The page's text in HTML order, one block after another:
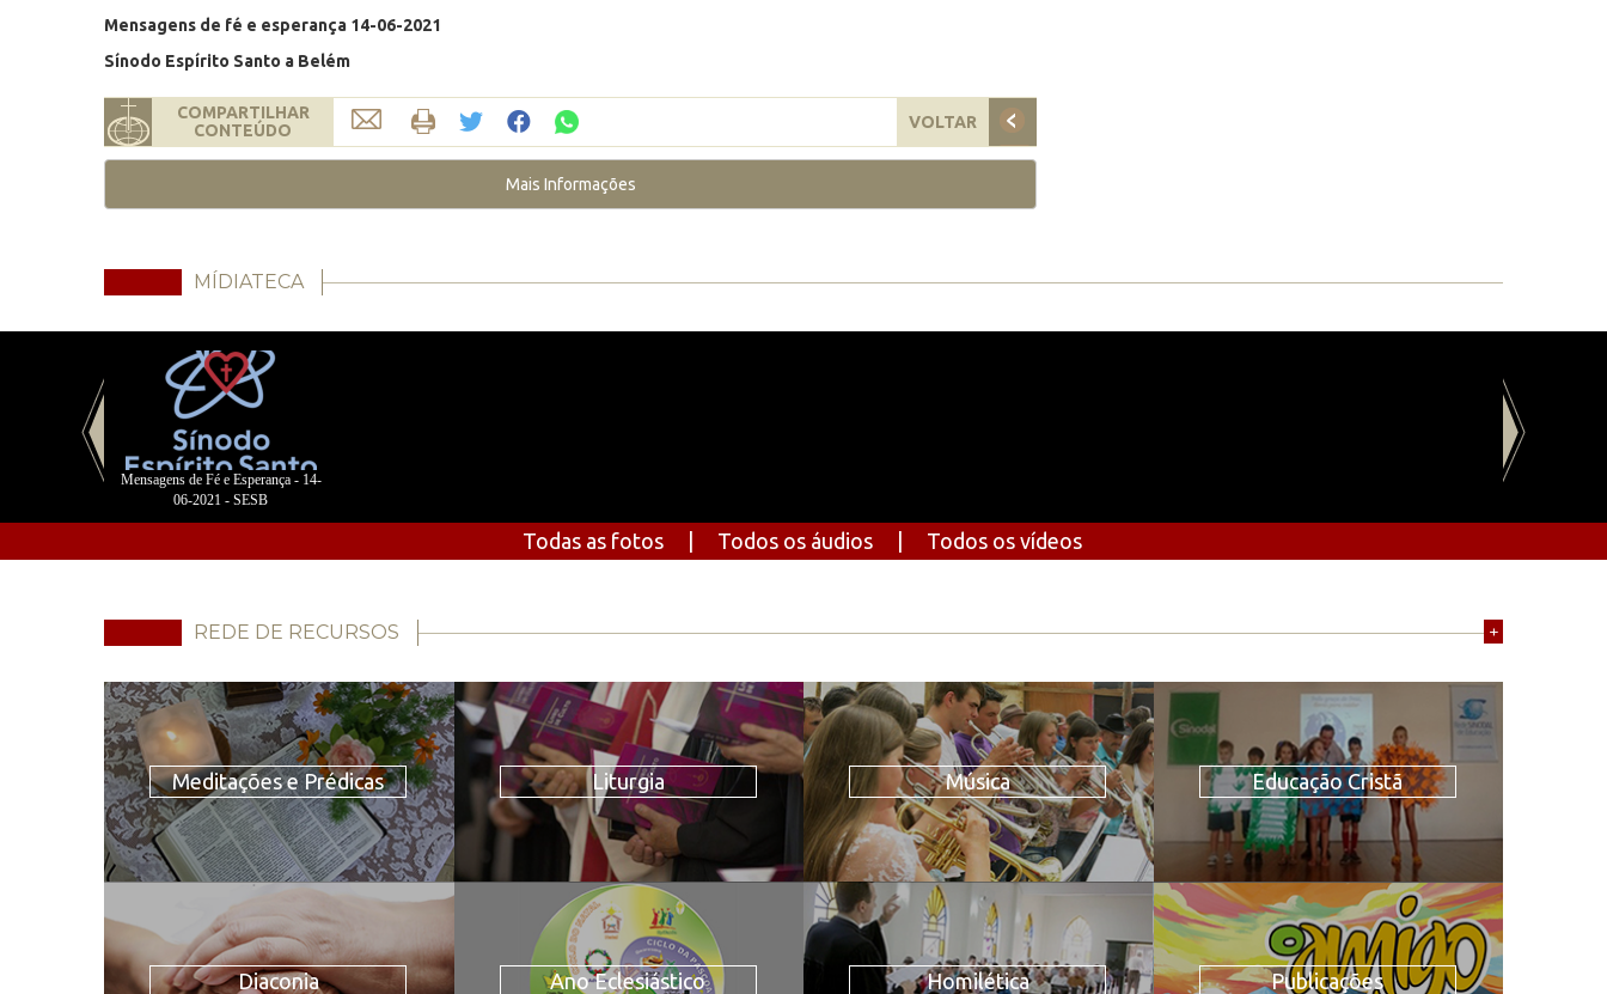
Mensagens de fé e esperança 14-06-2021
Sínodo Espírito Santo a Belém
COMPARTILHAR
CONTEÚDO
VOLTAR
Mais Informações
MÍDIATECA
Mensagens de Fé e Esperança - 14-
06-2021 - SESB
Todas as fotos Todos os áudios Todos os vídeos
REDE DE RECURSOS +
Meditações e Prédicas Liturgia Música Educação Cristã
Diaconia Ano Eclesiástico Homilética Publicações